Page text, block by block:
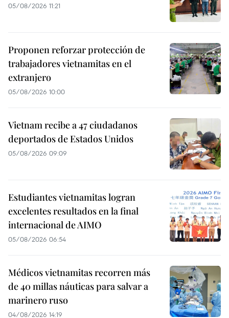
05/08/2026 11:21
Proponen reforzar protección de
trabajadores vietnamitas en el
extranjero
05/08/2026 10:00
Vietnam recibe a 47 ciudadanos
deportados de Estados Unidos
05/08/2026 09:09
Estudiantes vietnamitas logran
excelentes resultados en la final
internacional de AIMO
05/08/2026 06:54
Médicos vietnamitas recorren más
de 40 millas náuticas para salvar a
marinero ruso
04/08/2026 14:19